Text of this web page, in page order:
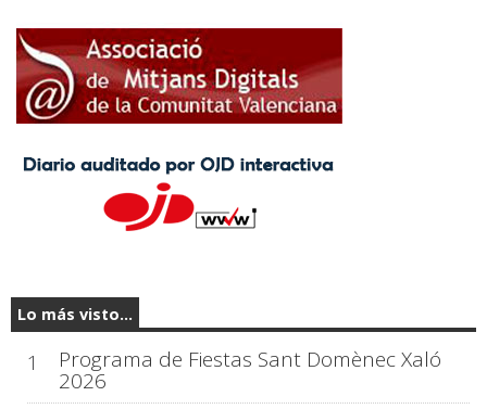
Lo más visto...
1 Programa de Fiestas Sant Domènec Xaló
2026